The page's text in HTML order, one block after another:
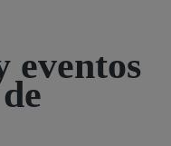
eventos